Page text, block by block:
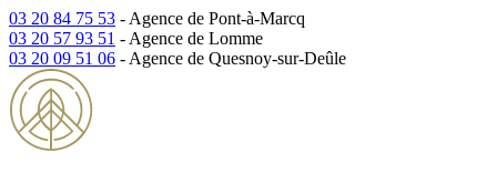
03 20 84 75 53 - Agence de Pont-à-Marcq
03 20 57 93 51 - Agence de Lomme
03 20 09 51 06 - Agence de Quesnoy-sur-Deûle